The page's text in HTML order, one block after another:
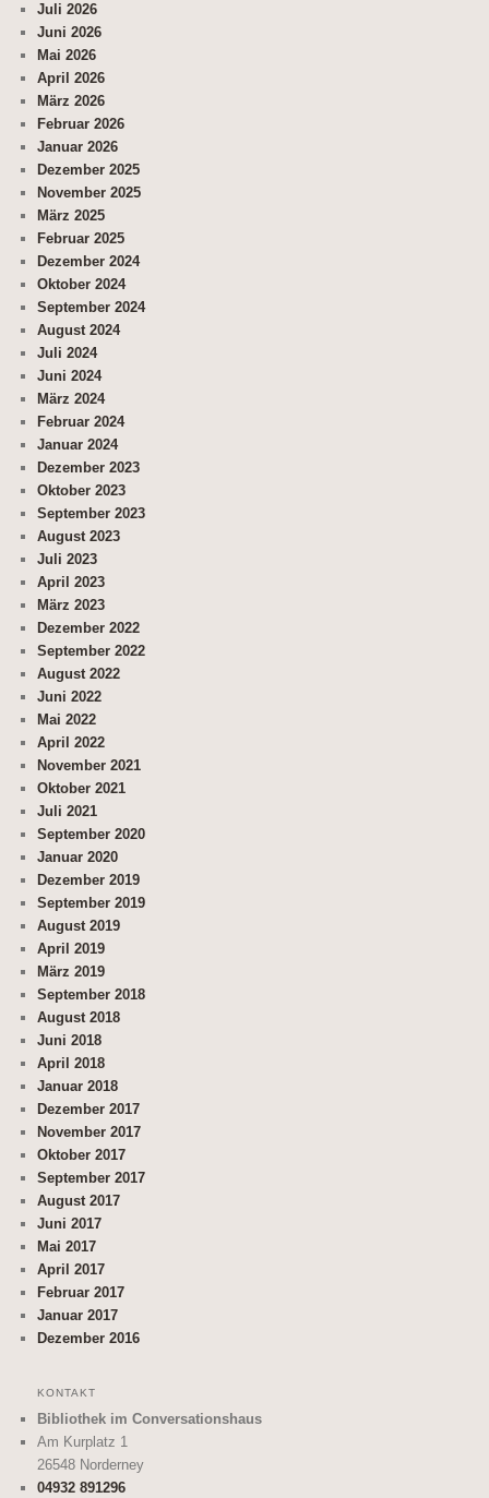
Juli 2026
Juni 2026
Mai 2026
April 2026
März 2026
Februar 2026
Januar 2026
Dezember 2025
November 2025
März 2025
Februar 2025
Dezember 2024
Oktober 2024
September 2024
August 2024
Juli 2024
Juni 2024
März 2024
Februar 2024
Januar 2024
Dezember 2023
Oktober 2023
September 2023
August 2023
Juli 2023
April 2023
März 2023
Dezember 2022
September 2022
August 2022
Juni 2022
Mai 2022
April 2022
November 2021
Oktober 2021
Juli 2021
September 2020
Januar 2020
Dezember 2019
September 2019
August 2019
April 2019
März 2019
September 2018
August 2018
Juni 2018
April 2018
Januar 2018
Dezember 2017
November 2017
Oktober 2017
September 2017
August 2017
Juni 2017
Mai 2017
April 2017
Februar 2017
Januar 2017
Dezember 2016
KONTAKT
Bibliothek im Conversationshaus
Am Kurplatz 1
26548 Norderney
04932 891296